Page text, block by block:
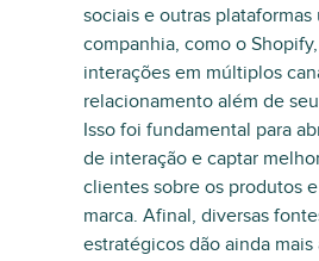
sociais e outras
companhia, como o
interações em múltiplos
relacionamento além de
Isso foi fundamental para
de interação e captar
clientes sobre os produtos
marca. Afinal, diversas
estratégicos dão ainda